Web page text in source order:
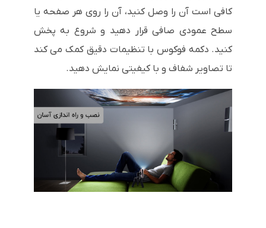
کافی است آن را وصل کنید، آن را روی هر صفحه یا
سطح عمودی صافی قرار دهید و شروع به پخش
کنید. دکمه فوکوس با تنظیمات دقیق کمک می کند
تا تصاویر شفاف و با کیفیتی نمایش دهید.